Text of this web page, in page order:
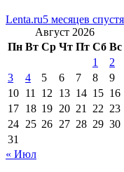
Lenta.ru5 месяцев спустя
Август 2026
Пн Вт Ср Чт Пт Сб Вс
1
2
3
4 5 6 7 8
9
10 11 12 13 14 15 16
17 18 19 20 21 22 23
24 25 26 27 28 29 30
31
« Июл